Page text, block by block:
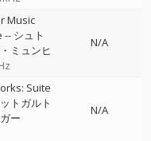
Music
-- シュト
ミュンヒ
N/A
Suite
トガルト
ー
N/A